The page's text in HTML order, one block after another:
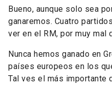
Bueno, aunque solo sea
ganaremos. Cuatro
ver en el RM, por muy mal
Nunca hemos ganado en
países europeos en los
Tal ves el más importante